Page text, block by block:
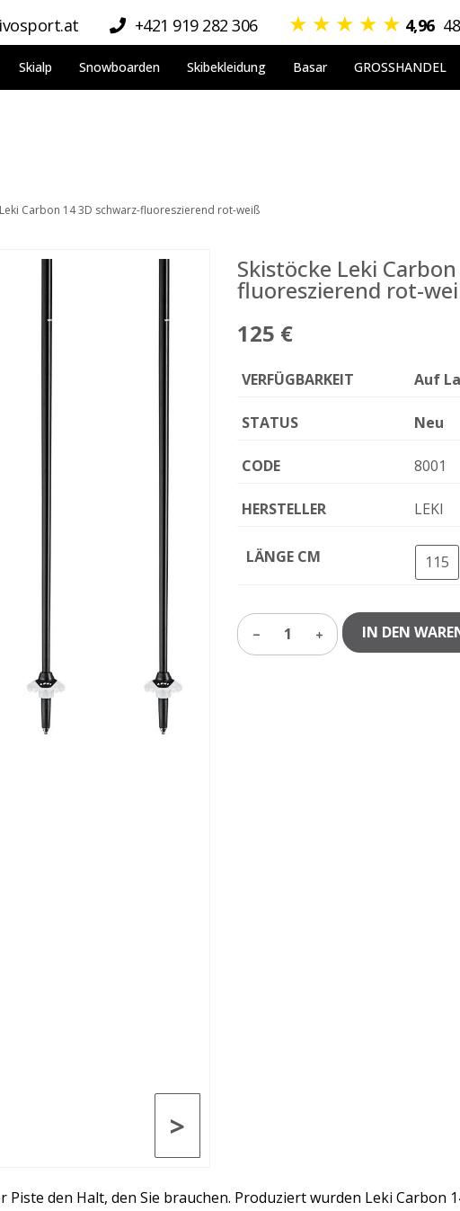
+421 919 282 306 ★ ★ ★ ★ ★ 4,96
Skialp Snowboarden Skibekleidung Basar GROSSHANDEL
Carbon 14 3D schwarz-fluoreszierend rot-weiß
>
Skistöcke Leki
fluoreszierend rot-
125 €
VERFÜGBARKEIT Auf
STATUS Neu
CODE 8001
HERSTELLER LEKI
LÄNGE CM 115
1 IN DEN
den Halt, den Sie brauchen. Produziert wurden Leki Carbon